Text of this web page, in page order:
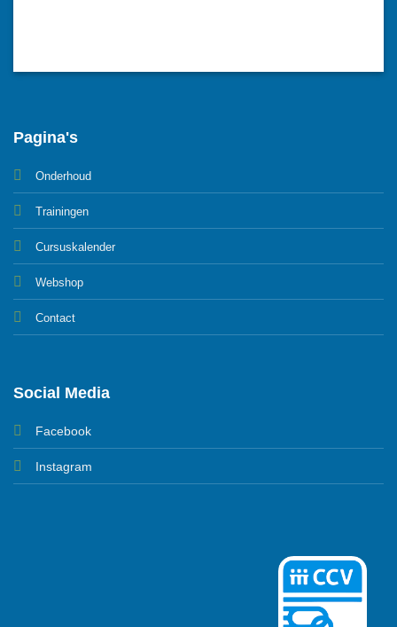
Pagina's
Onderhoud
Trainingen
Cursuskalender
Webshop
Contact
Social Media
Facebook
Instagram